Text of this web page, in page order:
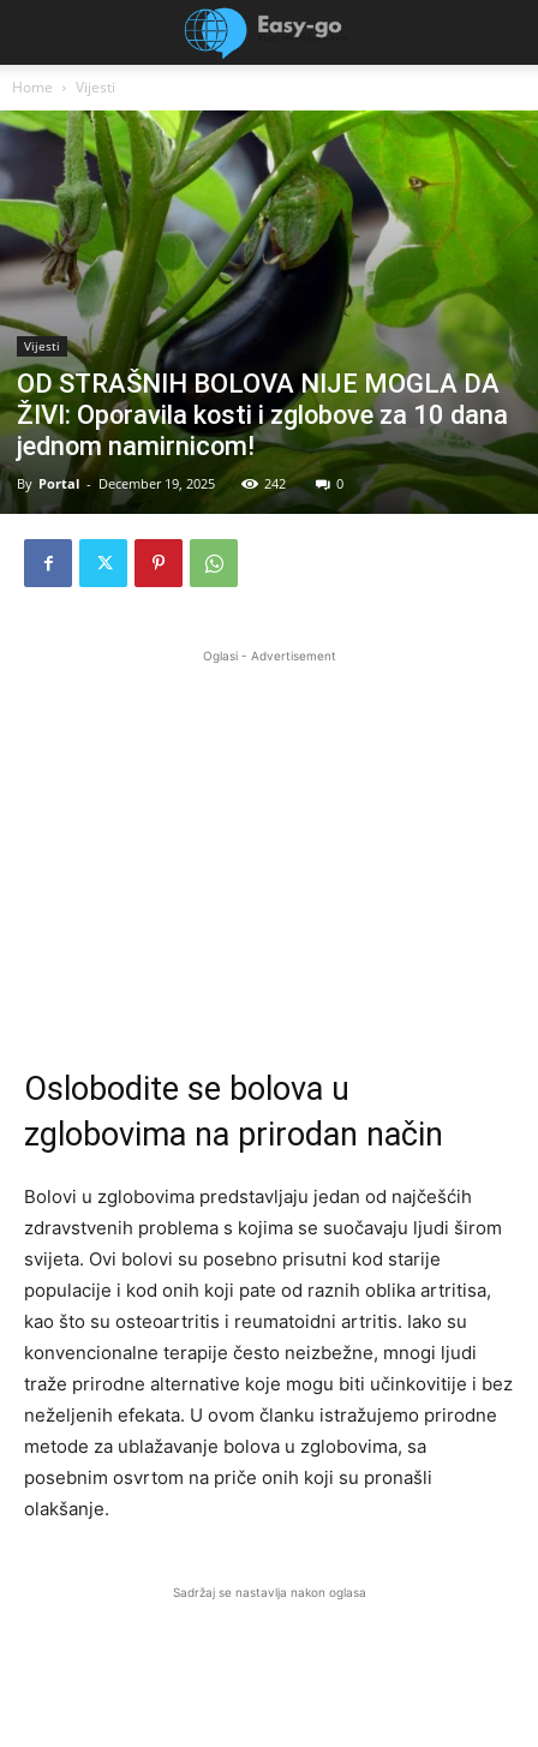
Home Vijesti
Vijesti
OD STRAŠNIH BOLOVA NIJE MOGLA DA
ŽIVI: Oporavila kosti i zglobove za 10 dana
jednom namirnicom!
By Portal - December 19, 2025 242 0
Oglasi - Advertisement
Oslobodite se bolova u
zglobovima na prirodan način
Bolovi u zglobovima predstavljaju jedan od najčešćih
zdravstvenih problema s kojima se suočavaju ljudi širom
svijeta. Ovi bolovi su posebno prisutni kod starije
populacije i kod onih koji pate od raznih oblika artritisa,
kao što su osteoartritis i reumatoidni artritis. Iako su
konvencionalne terapije često neizbežne, mnogi ljudi
traže prirodne alternative koje mogu biti učinkovitije i bez
neželjenih efekata. U ovom članku istražujemo prirodne
metode za ublažavanje bolova u zglobovima, sa
posebnim osvrtom na priče onih koji su pronašli
olakšanje.
Sadržaj se nastavlja nakon oglasa